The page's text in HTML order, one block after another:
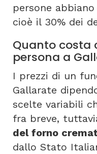
persone
cioè il 30% dei
Quanto costa
persona a
I prezzi di un
Gallarate
scelte variabili
fra breve,
del forno
dallo Stato